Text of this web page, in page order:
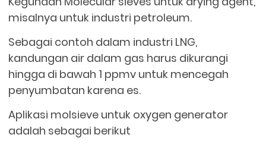
misalnya untuk industri petroleum.
Sebagai contoh dalam industri LNG,
kandungan air dalam gas harus dikurangi
hingga di bawah 1 ppmv untuk mencegah
penyumbatan karena es.
Aplikasi molsieve untuk oxygen generator
adalah sebagai berikut